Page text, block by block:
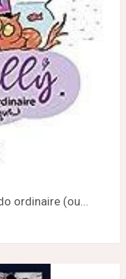
ordinaire (ou...